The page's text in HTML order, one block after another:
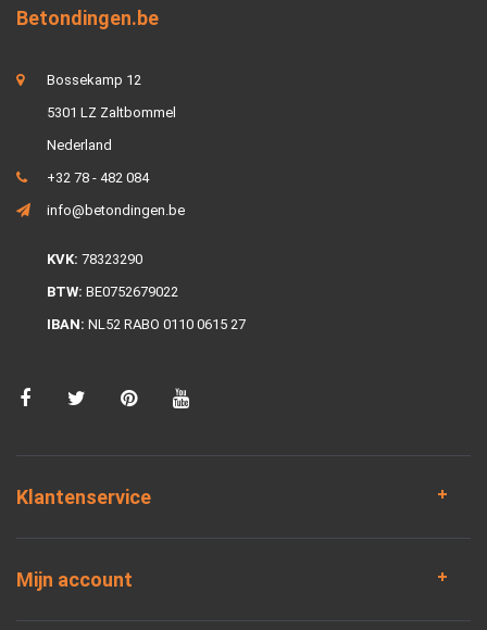
Betondingen.be
Bossekamp 12
5301 LZ Zaltbommel
Nederland
+32 78 - 482 084
info@betondingen.be
KVK: 78323290
BTW: BE0752679022
IBAN: NL52 RABO 0110 0615 27
Klantenservice
Mijn account